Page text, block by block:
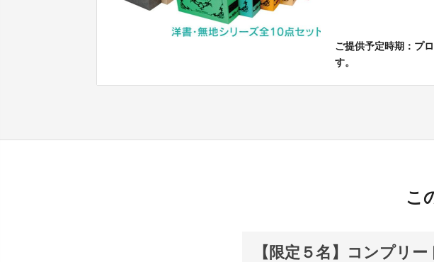
ご提供予定時期：プ
す。
こ
【限定５名】コンプリ